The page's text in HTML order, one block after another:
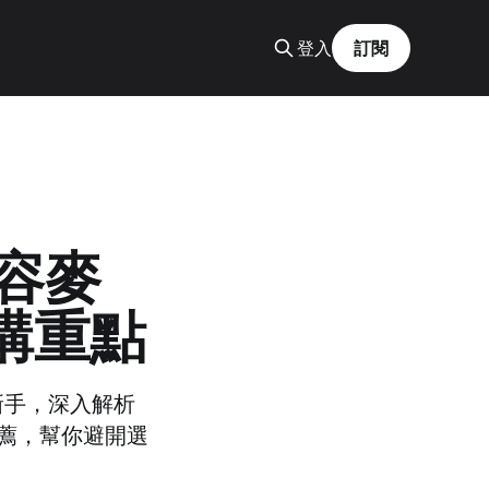
登入 訂閱
麥
重點
，深入解析
，幫你避開選